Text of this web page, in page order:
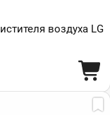
воздуха LG